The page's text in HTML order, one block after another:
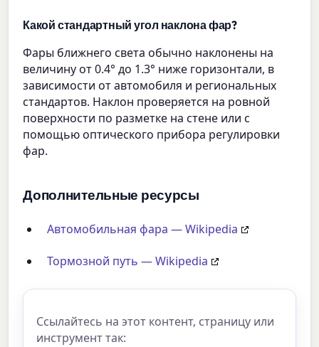
Какой стандартный угол наклона фар?
Фары ближнего света обычно наклонены на
величину от 0.4° до 1.3° ниже горизонтали, в
зависимости от автомобиля и региональных
стандартов. Наклон проверяется на ровной
поверхности по разметке на стене или с
помощью оптического прибора регулировки
фар.
Дополнительные ресурсы
Автомобильная фара — Wikipedia
Тормозной путь — Wikipedia
Ссылайтесь на этот контент, страницу или
инструмент так: